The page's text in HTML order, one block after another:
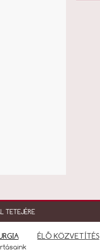
TETEJÉRE
ÉLŐ KÖZVETÍTÉS